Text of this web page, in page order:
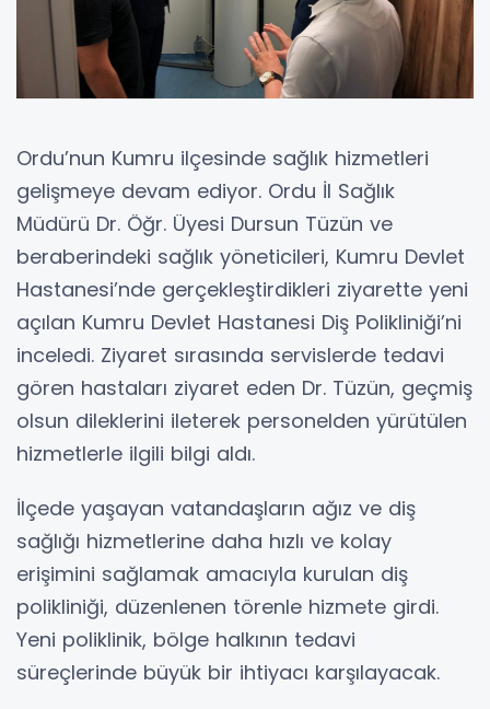
Ordu’nun Kumru ilçesinde sağlık hizmetleri
gelişmeye devam ediyor. Ordu İl Sağlık
Müdürü Dr. Öğr. Üyesi Dursun Tüzün ve
beraberindeki sağlık yöneticileri, Kumru Devlet
Hastanesi’nde gerçekleştirdikleri ziyarette yeni
açılan Kumru Devlet Hastanesi Diş Polikliniği’ni
inceledi. Ziyaret sırasında servislerde tedavi
gören hastaları ziyaret eden Dr. Tüzün, geçmiş
olsun dileklerini ileterek personelden yürütülen
hizmetlerle ilgili bilgi aldı.
İlçede yaşayan vatandaşların ağız ve diş
sağlığı hizmetlerine daha hızlı ve kolay
erişimini sağlamak amacıyla kurulan diş
polikliniği, düzenlenen törenle hizmete girdi.
Yeni poliklinik, bölge halkının tedavi
süreçlerinde büyük bir ihtiyacı karşılayacak.